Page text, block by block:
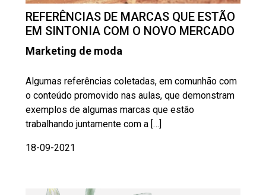
REFERÊNCIAS DE MARCAS QUE ESTÃO
EM SINTONIA COM O NOVO MERCADO
Marketing de moda
Algumas referências coletadas, em comunhão com
o conteúdo promovido nas aulas, que demonstram
exemplos de algumas marcas que estão
trabalhando juntamente com a […]
18-09-2021